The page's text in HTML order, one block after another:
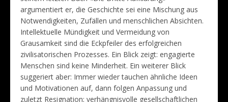
argumentiert er, die Geschichte sei eine Mischung aus
Notwendigkeiten, Zufällen und menschlichen Absichten.
Intellektuelle Mündigkeit und Vermeidung von
Grausamkeit sind die Eckpfeiler des erfolgreichen
zivilisatorischen Prozesses. Ein Blick zeigt: engagierte
Menschen sind keine Minderheit. Ein weiterer Blick
suggeriert aber: Immer wieder tauchen ähnliche Ideen
und Motivationen auf, dann folgen Anpassung und
zuletzt Resignation; verhängnisvolle gesellschaftlichen